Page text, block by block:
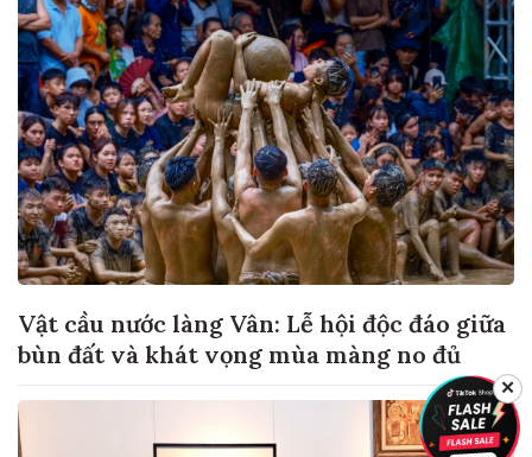
Vật cầu nước làng Vân: Lễ hội độc đáo giữa
bùn đất và khát vọng mùa màng no đủ
✕